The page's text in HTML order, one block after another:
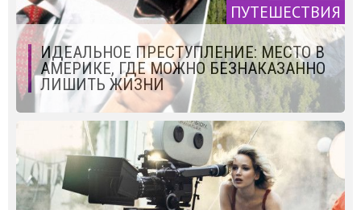
ПУТЕШЕСТВИЯ
ИДЕАЛЬНОЕ ПРЕСТУПЛЕНИЕ: МЕСТО В
АМЕРИКЕ, ГДЕ МОЖНО БЕЗНАКАЗАННО
ЛИШИТЬ ЖИЗНИ